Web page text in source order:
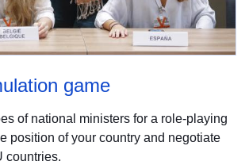
game
of national ministers for a role-playing
position of your country and negotiate
countries.